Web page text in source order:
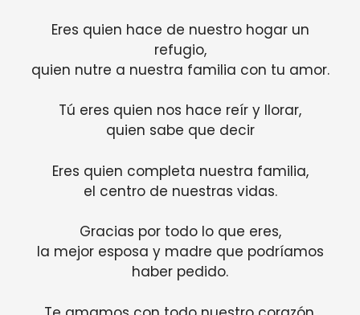
Eres quien hace de nuestro hogar un
refugio,
quien nutre a nuestra familia con tu amor.
Tú eres quien nos hace reír y llorar,
quien sabe que decir
Eres quien completa nuestra familia,
el centro de nuestras vidas.
Gracias por todo lo que eres,
la mejor esposa y madre que podríamos
haber pedido.